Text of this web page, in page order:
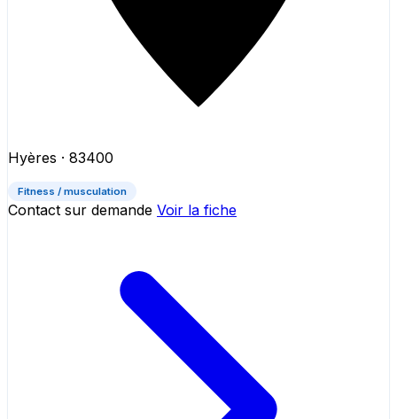
Hyères · 83400
Fitness / musculation
Contact sur demande Voir la fiche